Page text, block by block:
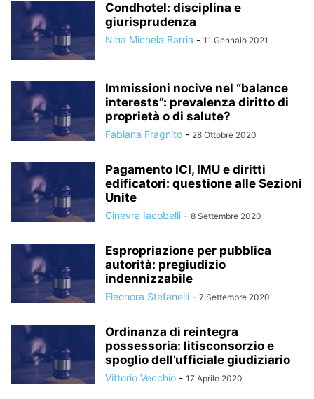
Condhotel: disciplina e
giurisprudenza
Nina Michela Barria - 11 Gennaio 2021
Immissioni nocive nel “balance
interests”: prevalenza diritto di
proprietà o di salute?
Fabiana Fragnito - 28 Ottobre 2020
Pagamento ICI, IMU e diritti
edificatori: questione alle Sezioni
Unite
Ginevra Iacobelli - 8 Settembre 2020
Espropriazione per pubblica
autorità: pregiudizio
indennizzabile
Eleonora Stefanelli - 7 Settembre 2020
Ordinanza di reintegra
possessoria: litisconsorzio e
spoglio dell’ufficiale giudiziario
Vittorio Vecchio - 17 Aprile 2020